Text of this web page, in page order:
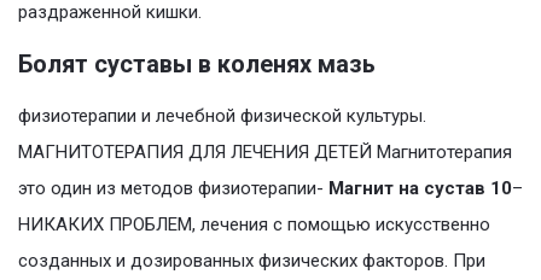
раздраженной кишки.
Болят суставы в коленях мазь
физиотерапии и лечебной физической культуры.
МАГНИТОТЕРАПИЯ ДЛЯ ЛЕЧЕНИЯ ДЕТЕЙ Магнитотерапия
это один из методов физиотерапии- Магнит на сустав 10–
НИКАКИХ ПРОБЛЕМ, лечения с помощью искусственно
созданных и дозированных физических факторов. При